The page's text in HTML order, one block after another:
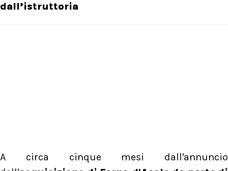
dall’istruttoria
A circa cinque mesi dall'annuncio